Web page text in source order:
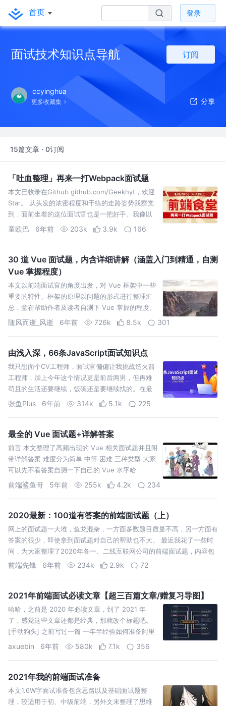
首页 登录
面试技术知识点导航 订阅
ccyinghua
更多收藏集
15篇文章 · 0订阅
「吐血整理」再来一打Webpack面试题
本文已收录在Github github.com/Geekhyt，欢迎
Star。 从头发的浓密程度和干练的走路姿势我察觉
到，面前坐着的这位面试官也是一把好手。我像以
往一样，准备花3分钟的时间进行自我介绍。在此期
童欧巴 6年前 203k 3.9k 166
30 道 Vue 面试题，内含详细讲解（涵盖入门到精通，自测
Vue 掌握程度）
本文以前端面试官的角度出发，对 Vue 框架中一些
重要的特性、框架的原理以问题的形式进行整理汇
总，意在帮助作者及读者自测下 Vue 掌握的程度。
本文章节结构以从易到难进行组织，建议读者按章
随风而逝_风逝 6年前 726k 8.5k 301
由浅入深，66条JavaScript面试知识点
我只想面个CV工程师，面试官偏偏让我挑战造火箭
工程师，加上今年这个情况更是前后两男，但再难
苟且的生活还要继续，饭碗还是要继续找的。在最
近的面试中我一直在总结，每次面试回来也都会复
深…
张鱼Plus 6年前 314k 5.1k 225
最全的 Vue 面试题+详解答案
前言 本文整理了高频出现的 Vue 相关面试题并且附
带详解答案 难度分为简单 中等 困难 三种类型 大家
可以先不看答案自测一下自己的 Vue 水平哈
前端鲨鱼哥 5年前 255k 4.2k 234
2020最新：100道有答案的前端面试题（上）
网上的面试题一大堆，鱼龙混杂，一方面多数题目质量不高，另一方面有
答案的很少，即使拿到面试题对自己的帮助也不大。 最近我花了一些时
间，为大家整理了2020年各一、二线互联网公司的前端面试题，内容包
括JavaScript、算法、网络&安全、Vue、React等大量的前端知识点和
前端先锋 6年前 234k 2.9k 72
2021年前端面试必读文章【超三百篇文章/赠复习导图】
哈哈，之前是 2020 年必读文章，到了 2021 年
了，感觉这些文章还都是经典，那就改个标题吧。
[手动狗头] 之前写过一篇 一年半经验如何准备阿里
巴巴前端面试，给大家分享了一个面试复习导图，
axuebin 6年前 580k 7.1k 356
2021年我的前端面试准备
本文1.6W字面试准备包含思路以及基础面试题整
理，较适用于初、中级前端，另外文末整理了思维